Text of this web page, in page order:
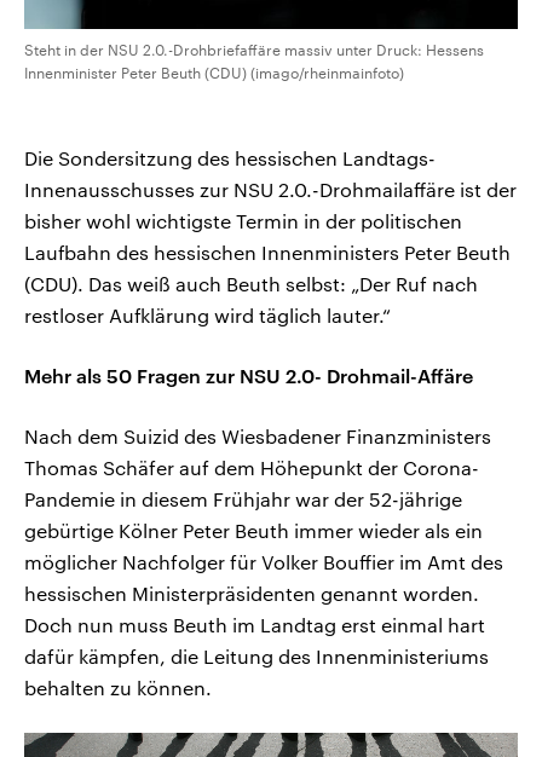
Steht in der NSU 2.0.-Drohbriefaffäre massiv unter Druck: Hessens
Innenminister Peter Beuth (CDU) (imago/rheinmainfoto)
Die Sondersitzung des hessischen Landtags-
Innenausschusses zur NSU 2.0.-Drohmailaffäre ist der
bisher wohl wichtigste Termin in der politischen
Laufbahn des hessischen Innenministers Peter Beuth
(CDU). Das weiß auch Beuth selbst: „Der Ruf nach
restloser Aufklärung wird täglich lauter.“
Mehr als 50 Fragen zur NSU 2.0- Drohmail-Affäre
Nach dem Suizid des Wiesbadener Finanzministers
Thomas Schäfer auf dem Höhepunkt der Corona-
Pandemie in diesem Frühjahr war der 52-jährige
gebürtige Kölner Peter Beuth immer wieder als ein
möglicher Nachfolger für Volker Bouffier im Amt des
hessischen Ministerpräsidenten genannt worden.
Doch nun muss Beuth im Landtag erst einmal hart
dafür kämpfen, die Leitung des Innenministeriums
behalten zu können.